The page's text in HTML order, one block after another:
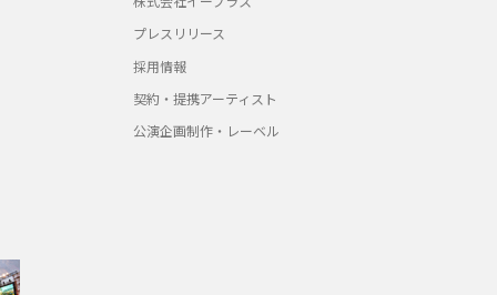
プレスリリース
採用情報
契約・提携アーティスト
公演企画制作・レーベル